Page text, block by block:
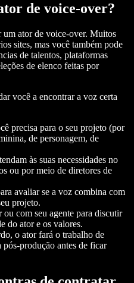
de voice-over?
um ator de voice-over. Muitos
sites, mas você também pode
de talentos, plataformas
de elenco feitas por
você a encontrar a voz certa
precisa para o seu projeto (por
de personagem, de
às suas necessidades no
ou por meio de diretores de
avaliar se a voz combina com
projeto.
com seu agente para discutir
do ator e os valores.
o ator fará o trabalho de
pós-produção antes de ficar